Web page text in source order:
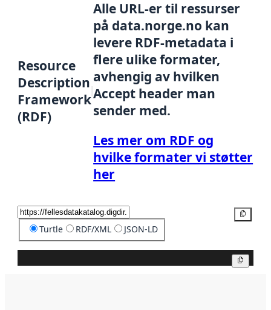
Resource
Description
Framework
(RDF)
Alle URL-er til ressurser
på data.norge.no kan
levere RDF-metadata i
flere ulike formater,
avhengig av hvilken
Accept header man
sender med.
Les mer om RDF og
hvilke formater vi støtter
her
Turtle RDF/XML JSON-LD